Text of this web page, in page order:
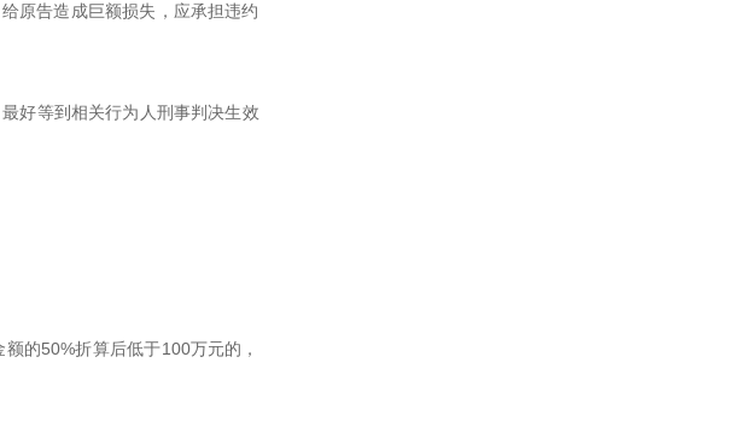
原告造成巨额损失，应承担违约
好等到相关行为人刑事判决生效
的50%折算后低于100万元的，